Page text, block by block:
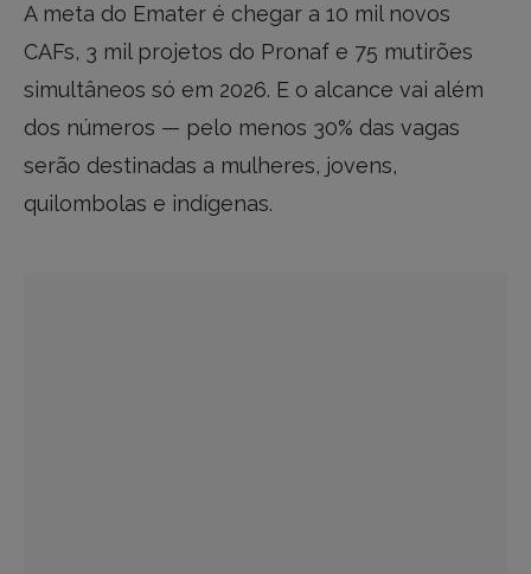
A meta do Emater é chegar a 10 mil novos
CAFs, 3 mil projetos do Pronaf e 75 mutirões
simultâneos só em 2026. E o alcance vai além
dos números — pelo menos 30% das vagas
serão destinadas a mulheres, jovens,
quilombolas e indígenas.